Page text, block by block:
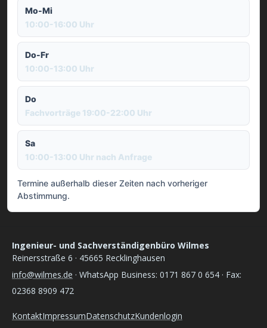
Mo-Mi
10:00-16:00 Uhr
Do-Fr
10:00-13:00 Uhr
Do
Fachvorträge 19:00-22:00 Uhr
Sa
10:00-13:00 Uhr nach Anfrage
Termine außerhalb dieser Zeiten nach vorheriger
Abstimmung.
Ingenieur- und Sachverständigenbüro Wilmes
Reinersstraße 6 · 45665 Recklinghausen
info@wilmes.de · WhatsApp Business: 0171 867 0 654 · Fax:
02368 8909 472
KontaktImpressumDatenschutzKundenlogin